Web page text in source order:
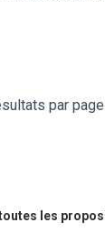
par page
les